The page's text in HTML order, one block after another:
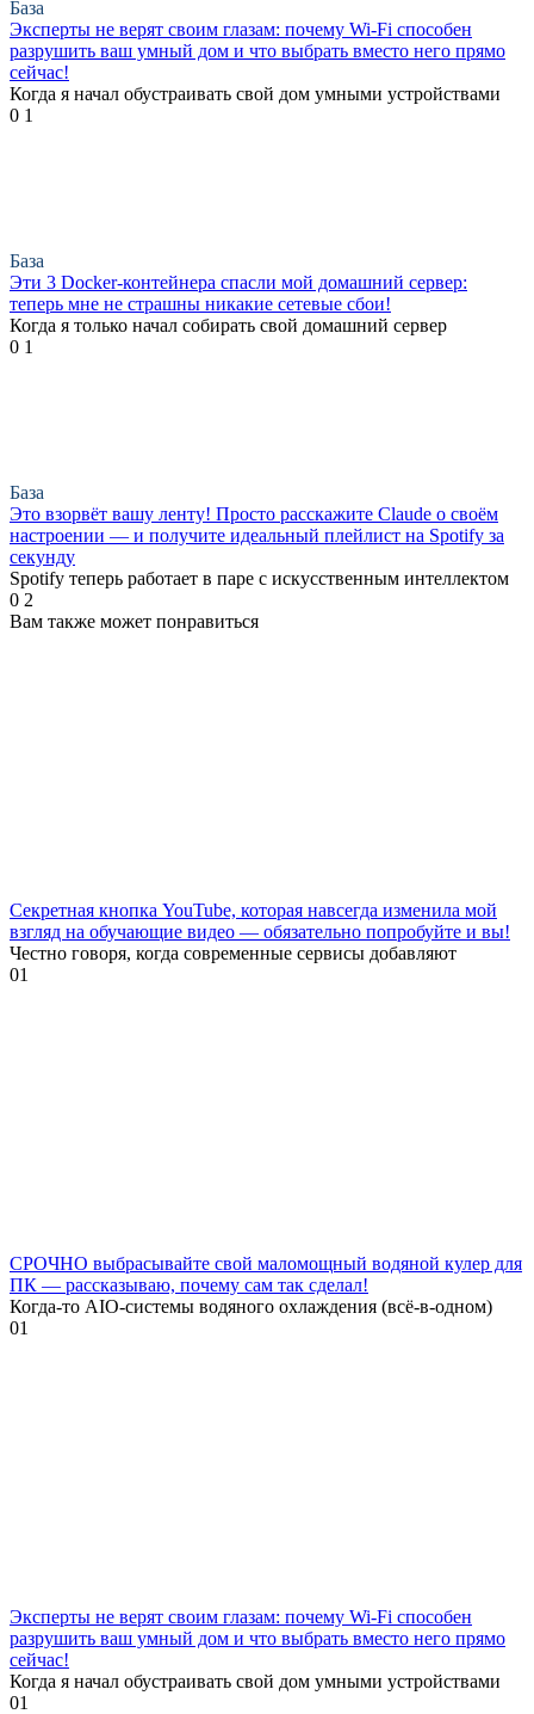
База
Эксперты не верят своим глазам: почему Wi-Fi способен
разрушить ваш умный дом и что выбрать вместо него прямо
сейчас!
Когда я начал обустраивать свой дом умными устройствами
0 1
База
Эти 3 Docker-контейнера спасли мой домашний сервер:
теперь мне не страшны никакие сетевые сбои!
Когда я только начал собирать свой домашний сервер
0 1
База
Это взорвёт вашу ленту! Просто расскажите Claude о своём
настроении — и получите идеальный плейлист на Spotify за
секунду
Spotify теперь работает в паре с искусственным интеллектом
0 2
Вам также может понравиться
Секретная кнопка YouTube, которая навсегда изменила мой
взгляд на обучающие видео — обязательно попробуйте и вы!
Честно говоря, когда современные сервисы добавляют
01
СРОЧНО выбрасывайте свой маломощный водяной кулер для
ПК — рассказываю, почему сам так сделал!
Когда-то AIO-системы водяного охлаждения (всё-в-одном)
01
Эксперты не верят своим глазам: почему Wi-Fi способен
разрушить ваш умный дом и что выбрать вместо него прямо
сейчас!
Когда я начал обустраивать свой дом умными устройствами
01